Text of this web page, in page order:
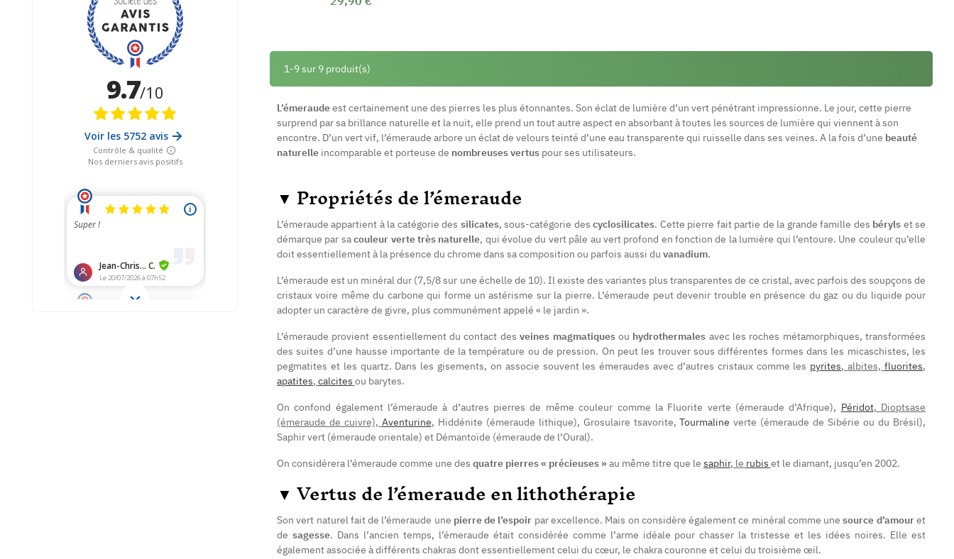
1-9 sur 9 produit(s)
L’émeraudeest certainement une des pierres les plus étonnantes. Son éclat de lumière d’un vert pénétrant impressionne. Le jour, cette pierre
surprend par sa brillance naturelle et la nuit, elle prend un tout autre aspect en absorbant à toutes les sources de lumière qui viennent à son
encontre. D’un vert vif, l’émeraude arbore un éclat de velours teinté d’une eau transparente qui ruisselle dans ses veines. A la fois d’une beauté
naturelle incomparable et porteuse de nombreuses vertus pour ses utilisateurs.
▼Propriétés de l’émeraude
L’émeraude appartient à la catégorie des silicates, sous-catégorie descyclosilicates. Cette pierre fait partie de la grande famille des béryls et se
démarque par sacouleur verte très naturelle, qui évolue du vert pâle au vert profond en fonction de la lumière qui l’entoure. Une couleur qu’elle
doit essentiellement à la présence du chrome dans sa composition ou parfois aussi du vanadium.
L’émeraude est un minéral dur (7,5/8 sur une échelle de 10). Il existe des variantes plus transparentes de ce cristal, avec parfois des soupçons de
cristaux voire même du carbone qui forme un astérisme sur la pierre. L’émeraude peut devenir trouble en présence du gaz ou du liquide pour
adopter un caractère de givre, plus communément appelé « le jardin ».
L’émeraude provient essentiellement du contact desveines magmatiquesou hydrothermales avec les roches métamorphiques, transformées
des suites d’une hausse importante de la température ou de pression. On peut les trouver sous différentes formes dans les micaschistes, les
pegmatites et les quartz. Dans les gisements, on associe souvent les émeraudes avec d’autres cristaux comme les pyrites, albites,fluorites,
apatites, calcites ou barytes.
On confond également l’émeraude à d’autres pierres de même couleur comme la Fluorite verte (émeraude d’Afrique), Péridot, Dioptsase
(émeraude de cuivre), Aventurine, Hiddénite (émeraude lithique), Grosulaire tsavorite,Tourmaline verte (émeraude de Sibérie ou du Brésil),
Saphir vert (émeraude orientale) et Démantoïde (émeraude de l’Oural).
On considérera l’émeraude comme une des quatre pierres « précieuses » au même titre que le saphir, le rubis et le diamant, jusqu’en 2002.
▼Vertus de l’émeraude en lithothérapie
Son vert naturel fait de l’émeraude une pierre de l’espoir par excellence. Mais on considère également ce minéral comme une source d’amouret
de sagesse. Dans l’ancien temps, l’émeraude était considérée comme l’arme idéale pour chasser la tristesse et les idées noires. Elle est
également associée à différents chakras dont essentiellement celui du cœur, le chakra couronne et celui du troisième œil.